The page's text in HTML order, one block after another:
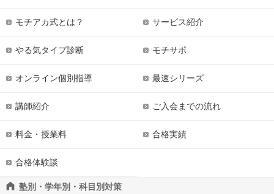
モチアカ式とは？ サービス紹介
やる気タイプ診断 モチサポ
オンライン個別指導 最速シリーズ
講師紹介 ご入会までの流れ
料金・授業料 合格実績
合格体験談
塾別・学年別・科目別対策